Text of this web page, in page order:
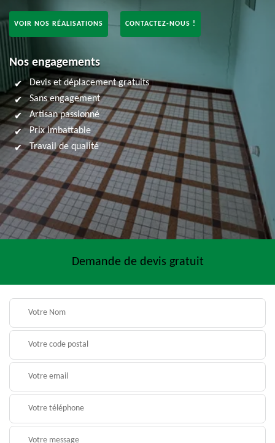
VOIR NOS RÉALISATIONS CONTACTEZ-NOUS !
Nos engagements
Devis et déplacement gratuits
Sans engagement
Artisan passionné
Prix imbattable
Travail de qualité
Demande de devis gratuit